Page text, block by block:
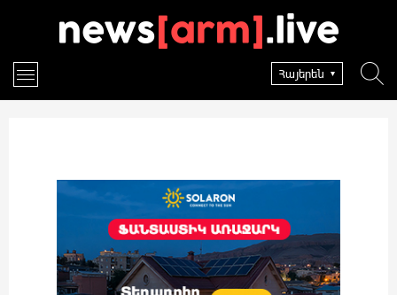
Հայերեն